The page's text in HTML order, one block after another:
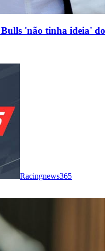
'não tinha ideia'
Racingnews365